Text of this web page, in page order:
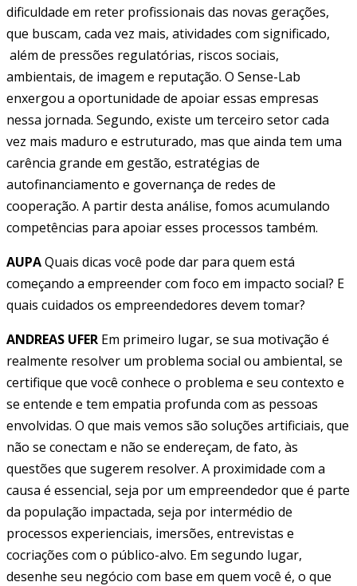
dificuldade em reter profissionais das novas gerações,
que buscam, cada vez mais, atividades com significado,
além de pressões regulatórias, riscos sociais,
ambientais, de imagem e reputação. O Sense-Lab
enxergou a oportunidade de apoiar essas empresas
nessa jornada. Segundo, existe um terceiro setor cada
vez mais maduro e estruturado, mas que ainda tem uma
carência grande em gestão, estratégias de
autofinanciamento e governança de redes de
cooperação. A partir desta análise, fomos acumulando
competências para apoiar esses processos também.
AUPAQuais dicas você pode dar para quem está
começando a empreender com foco em impacto social? E
quais cuidados os empreendedores devem tomar?
ANDREAS UFER Em primeiro lugar, se sua motivação é
realmente resolver um problema social ou ambiental, se
certifique que você conhece o problema e seu contexto e
se entende e tem empatia profunda com as pessoas
envolvidas. O que mais vemos são soluções artificiais, que
não se conectam e não se endereçam, de fato, às
questões que sugerem resolver. A proximidade com a
causa é essencial, seja por um empreendedor que é parte
da população impactada, seja por intermédio de
processos experienciais, imersões, entrevistas e
cocriações com o público-alvo. Em segundo lugar,
desenhe seu negócio com base em quem você é, o que